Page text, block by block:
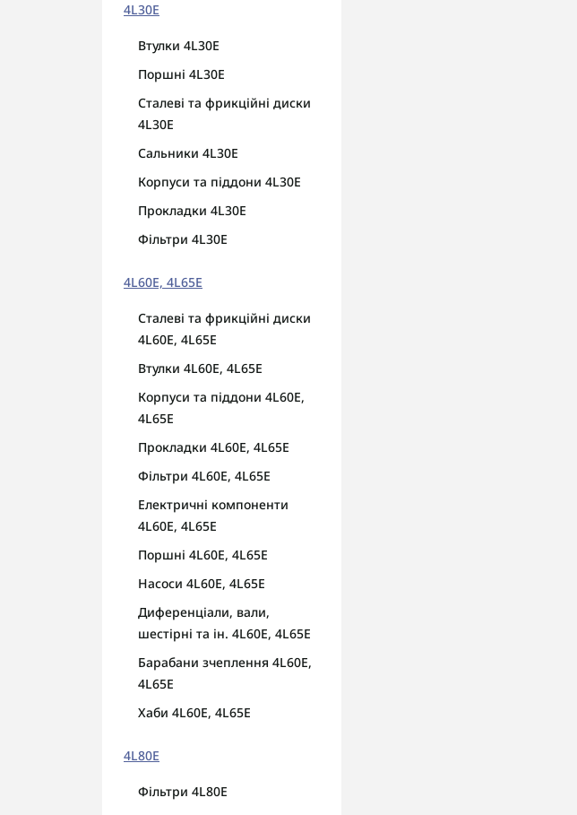
4L30E
Втулки 4L30E
Поршні 4L30E
Сталеві та фрикційні диски
4L30E
Сальники 4L30E
Корпуси та піддони 4L30E
Прокладки 4L30E
Фільтри 4L30E
4L60E, 4L65E
Сталеві та фрикційні диски
4L60E, 4L65E
Втулки 4L60E, 4L65E
Корпуси та піддони 4L60E,
4L65E
Прокладки 4L60E, 4L65E
Фільтри 4L60E, 4L65E
Електричні компоненти
4L60E, 4L65E
Поршні 4L60E, 4L65E
Насоси 4L60E, 4L65E
Диференціали, вали,
шестірні та ін. 4L60E, 4L65E
Барабани зчеплення 4L60E,
4L65E
Хаби 4L60E, 4L65E
4L80E
Фільтри 4L80E